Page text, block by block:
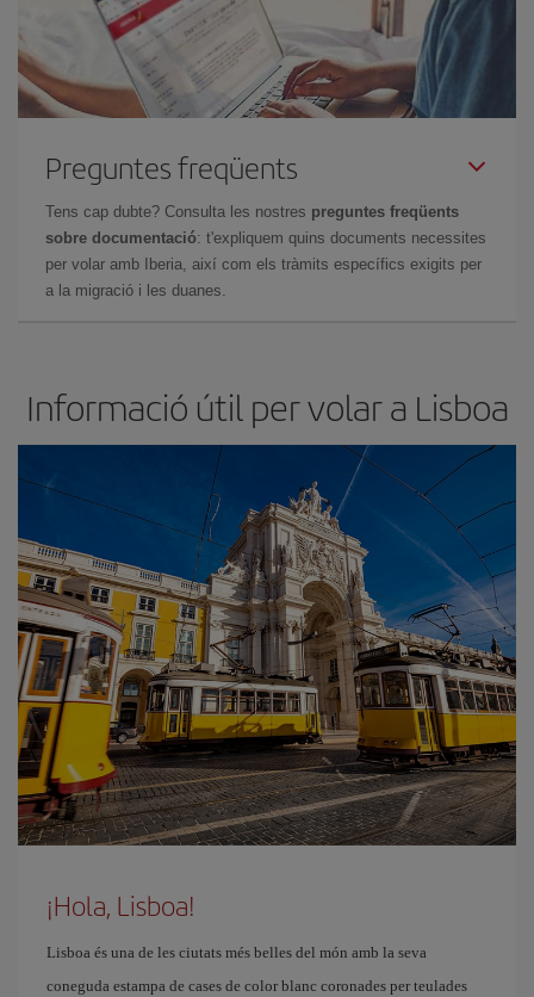
Preguntes freqüents
Tens cap dubte? Consulta les nostres preguntes freqüents
sobre documentació: t'expliquem quins documents necessites
per volar amb Iberia, així com els tràmits específics exigits per
a la migració i les duanes.
Informació útil per volar a Lisboa
¡Hola, Lisboa!
Lisboa és una de les ciutats més belles del món amb la seva
coneguda estampa de cases de color blanc coronades per teulades